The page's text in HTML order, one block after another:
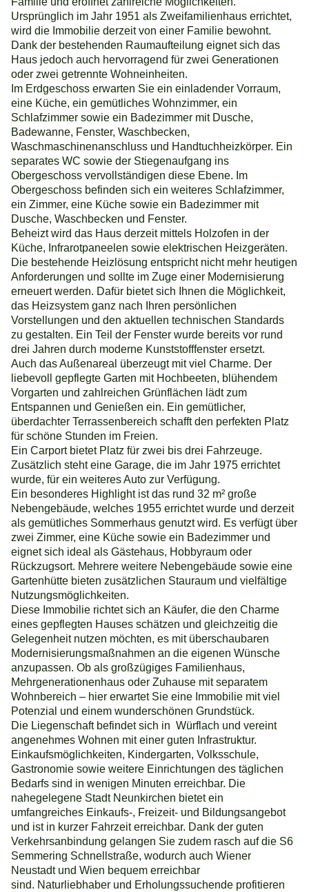
Ursprünglich im Jahr 1951 als Zweifamilienhaus errichtet,
wird die Immobilie derzeit von einer Familie bewohnt.
Dank der bestehenden Raumaufteilung eignet sich das
Haus jedoch auch hervorragend für zwei Generationen
oder zwei getrennte Wohneinheiten.
Im Erdgeschoss erwarten Sie ein einladender Vorraum,
eine Küche, ein gemütliches Wohnzimmer, ein
Schlafzimmer sowie ein Badezimmer mit Dusche,
Badewanne, Fenster, Waschbecken,
Waschmaschinenanschluss und Handtuchheizkörper. Ein
separates WC sowie der Stiegenaufgang ins
Obergeschoss vervollständigen diese Ebene. Im
Obergeschoss befinden sich ein weiteres Schlafzimmer,
ein Zimmer, eine Küche sowie ein Badezimmer mit
Dusche, Waschbecken und Fenster.
Beheizt wird das Haus derzeit mittels Holzofen in der
Küche, Infrarotpaneelen sowie elektrischen Heizgeräten.
Die bestehende Heizlösung entspricht nicht mehr heutigen
Anforderungen und sollte im Zuge einer Modernisierung
erneuert werden. Dafür bietet sich Ihnen die Möglichkeit,
das Heizsystem ganz nach Ihren persönlichen
Vorstellungen und den aktuellen technischen Standards
zu gestalten. Ein Teil der Fenster wurde bereits vor rund
drei Jahren durch moderne Kunststofffenster ersetzt.
Auch das Außenareal überzeugt mit viel Charme. Der
liebevoll gepflegte Garten mit Hochbeeten, blühendem
Vorgarten und zahlreichen Grünflächen lädt zum
Entspannen und Genießen ein. Ein gemütlicher,
überdachter Terrassenbereich schafft den perfekten Platz
für schöne Stunden im Freien.
Ein Carport bietet Platz für zwei bis drei Fahrzeuge.
Zusätzlich steht eine Garage, die im Jahr 1975 errichtet
wurde, für ein weiteres Auto zur Verfügung.
Ein besonderes Highlight ist das rund 32 m² große
Nebengebäude, welches 1955 errichtet wurde und derzeit
als gemütliches Sommerhaus genutzt wird. Es verfügt über
zwei Zimmer, eine Küche sowie ein Badezimmer und
eignet sich ideal als Gästehaus, Hobbyraum oder
Rückzugsort. Mehrere weitere Nebengebäude sowie eine
Gartenhütte bieten zusätzlichen Stauraum und vielfältige
Nutzungsmöglichkeiten.
Diese Immobilie richtet sich an Käufer, die den Charme
eines gepflegten Hauses schätzen und gleichzeitig die
Gelegenheit nutzen möchten, es mit überschaubaren
Modernisierungsmaßnahmen an die eigenen Wünsche
anzupassen. Ob als großzügiges Familienhaus,
Mehrgenerationenhaus oder Zuhause mit separatem
Wohnbereich – hier erwartet Sie eine Immobilie mit viel
Potenzial und einem wunderschönen Grundstück.
Die Liegenschaft befindet sich in Würflach und vereint
angenehmes Wohnen mit einer guten Infrastruktur.
Einkaufsmöglichkeiten, Kindergarten, Volksschule,
Gastronomie sowie weitere Einrichtungen des täglichen
Bedarfs sind in wenigen Minuten erreichbar. Die
nahegelegene Stadt Neunkirchen bietet ein
umfangreiches Einkaufs-, Freizeit- und Bildungsangebot
und ist in kurzer Fahrzeit erreichbar. Dank der guten
Verkehrsanbindung gelangen Sie zudem rasch auf die S6
Semmering Schnellstraße, wodurch auch Wiener
Neustadt und Wien bequem erreichbar
sind. Naturliebhaber und Erholungssuchende profitieren